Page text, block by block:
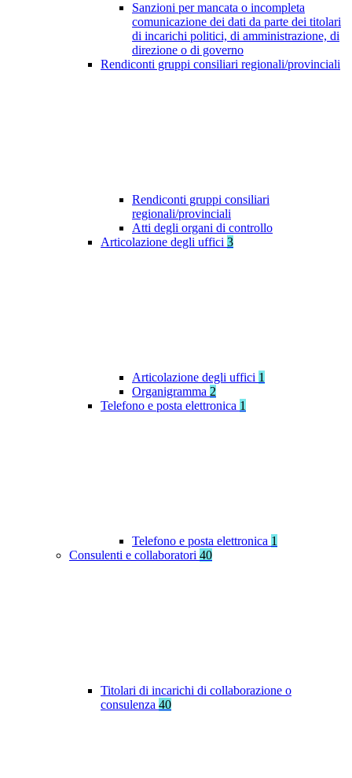
Sanzioni per mancata o incompleta
comunicazione dei dati da parte dei titolari
di incarichi politici, di amministrazione, di
direzione o di governo
Rendiconti gruppi consiliari regionali/provinciali
Rendiconti gruppi consiliari
regionali/provinciali
Atti degli organi di controllo
Articolazione degli uffici 3
Articolazione degli uffici 1
Organigramma 2
Telefono e posta elettronica 1
Telefono e posta elettronica 1
Consulenti e collaboratori 40
Titolari di incarichi di collaborazione o
consulenza 40